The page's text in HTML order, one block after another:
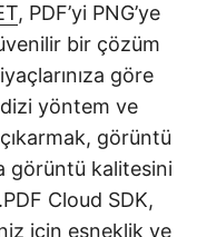
, PDF’yi PNG’ye
bir çözüm
göre
yöntem ve
görüntü
görüntü kalitesini
Cloud SDK,
için esneklik ve